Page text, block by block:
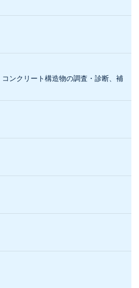
コンクリート構造物の調査・診断、補